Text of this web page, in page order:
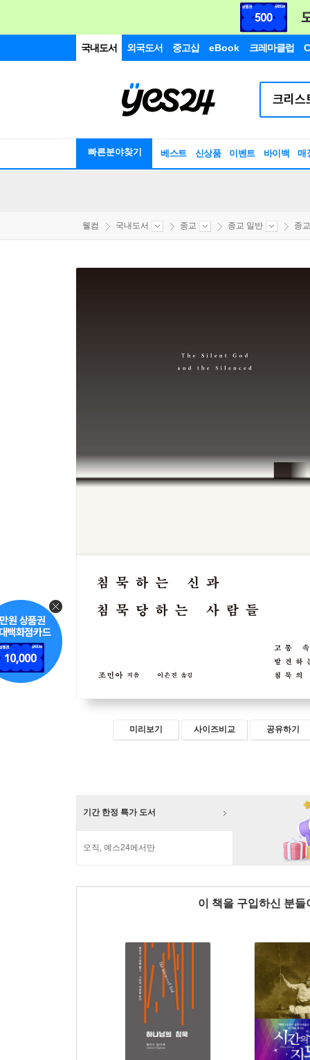
국내도서 외국도서 중고샵 eBook 크레마클럽
빠른분야찾기 베스트 신상품 이벤트 바이백 매
웰컴 국내도서 종교 종교 일반 종
미리보기 사이즈비교 공유하기
기간 한정 특가 도서
오직, 예스24에서만
이 책을 구입하신 분